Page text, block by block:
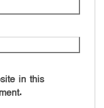
in this